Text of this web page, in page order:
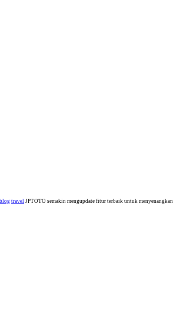
travel JPTOTO semakin mengupdate fitur terbaik untuk